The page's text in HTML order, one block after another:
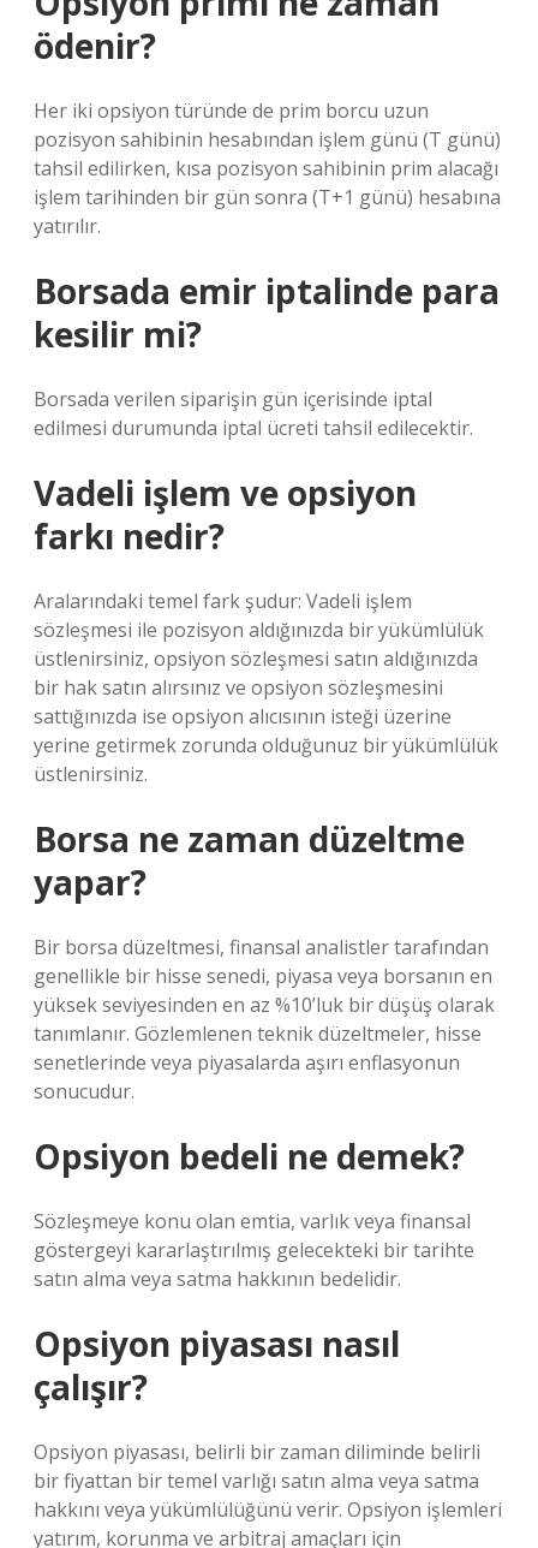
ödenir?
Her iki opsiyon türünde de prim borcu uzun
pozisyon sahibinin hesabından işlem günü (T günü)
tahsil edilirken, kısa pozisyon sahibinin prim alacağı
işlem tarihinden bir gün sonra (T+1 günü) hesabına
yatırılır.
Borsada emir iptalinde para
kesilir mi?
Borsada verilen siparişin gün içerisinde iptal
edilmesi durumunda iptal ücreti tahsil edilecektir.
Vadeli işlem ve opsiyon
farkı nedir?
Aralarındaki temel fark şudur: Vadeli işlem
sözleşmesi ile pozisyon aldığınızda bir yükümlülük
üstlenirsiniz, opsiyon sözleşmesi satın aldığınızda
bir hak satın alırsınız ve opsiyon sözleşmesini
sattığınızda ise opsiyon alıcısının isteği üzerine
yerine getirmek zorunda olduğunuz bir yükümlülük
üstlenirsiniz.
Borsa ne zaman düzeltme
yapar?
Bir borsa düzeltmesi, finansal analistler tarafından
genellikle bir hisse senedi, piyasa veya borsanın en
yüksek seviyesinden en az %10’luk bir düşüş olarak
tanımlanır. Gözlemlenen teknik düzeltmeler, hisse
senetlerinde veya piyasalarda aşırı enflasyonun
sonucudur.
Opsiyon bedeli ne demek?
Sözleşmeye konu olan emtia, varlık veya finansal
göstergeyi kararlaştırılmış gelecekteki bir tarihte
satın alma veya satma hakkının bedelidir.
Opsiyon piyasası nasıl
çalışır?
Opsiyon piyasası, belirli bir zaman diliminde belirli
bir fiyattan bir temel varlığı satın alma veya satma
hakkını veya yükümlülüğünü verir. Opsiyon işlemleri
yatırım, korunma ve arbitraj amaçları için